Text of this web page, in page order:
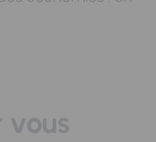
vous